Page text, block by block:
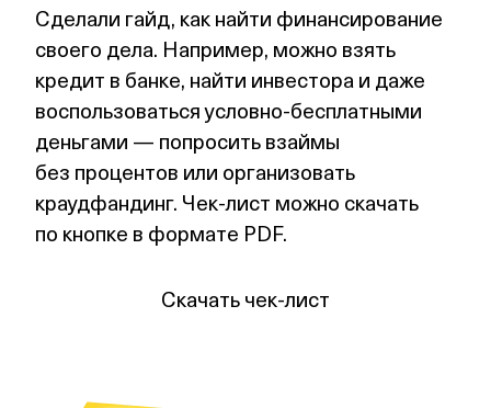
Сделали гайд, как найти финансирование
своего дела. Например, можно взять
кредит в банке, найти инвестора и даже
воспользоваться условно‑бесплатными
деньгами — попросить взаймы
без процентов или организовать
краудфандинг. Чек‑лист можно скачать
по кнопке в формате PDF.
Скачать чек‑лист